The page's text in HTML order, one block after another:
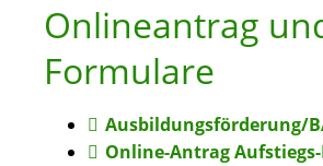
Onlineantrag
Formulare
Ausbildungsförderung/
Online-Antrag Aufstiegs-